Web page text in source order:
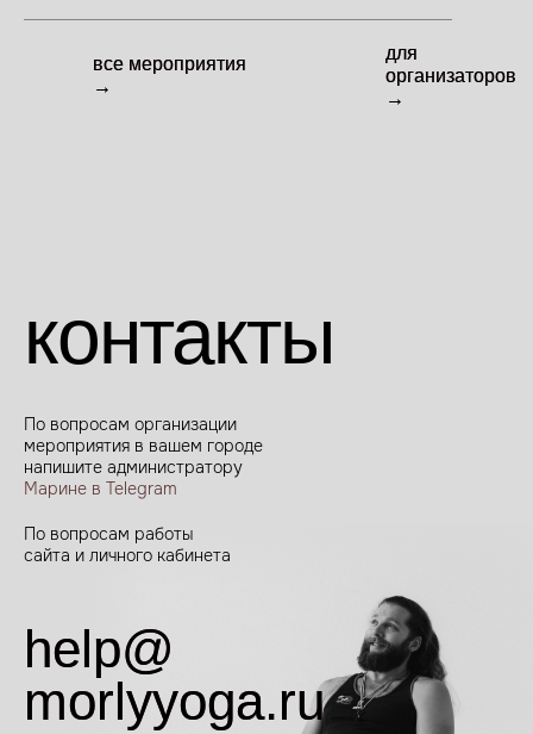
все мероприятия
→
все мероприятия
→
для
организаторов
→
для
организаторов
→
контакты
По вопросам работы
сайта и личного кабинета
По вопросам организации
мероприятия в вашем городе
напишите администратору
Марине в Telegram
help@
morlyyoga.ru
help@
morlyyoga.ru